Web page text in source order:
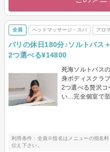
全員 ヘッドマッサージ・スパ アロ
バリの休日180分♪ソルトバス
2つ選べる¥14800
死海ソルトバス
身ボディスクラ
2つ選べる贅沢
い…完全個室で
利用条件：全員※指名はメニューの指名
伝え下さい。